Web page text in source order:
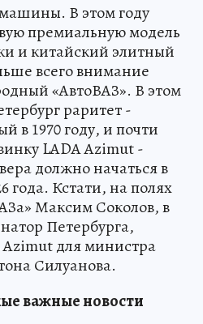
В этом году
премиальную модель
и китайский элитный
всего внимание
«АвтоВАЗ». В этом
раритет -
в 1970 году, и почти
LADA Azimut -
должно начаться в
года. Кстати, на полях
Максим Соколов, в
Петербурга,
Azimut для министра
Силуанова.
важные новости